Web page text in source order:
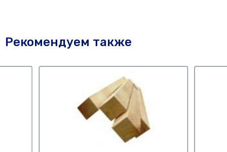
Рекомендуем также